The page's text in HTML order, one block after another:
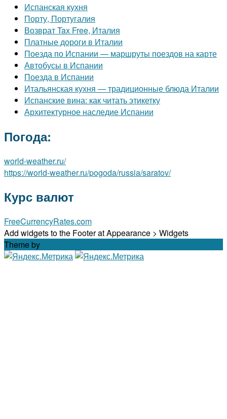
Испанская кухня
Порту, Португалия
Возврат Tax Free, Италия
Платные дороги в Италии
Поезда по Испании — маршруты поездов на карте
Автобусы в Испании
Поезда в Испании
Итальянская кухня — традиционные блюда Италии
Испанские вина: как читать этикетку
Архитектурное наследие Испании
Погода:
world-weather.ru/
https://world-weather.ru/pogoda/russia/saratov/
Курс валют
FreeCurrencyRates.com
Add widgets to the Footer at Appearance > Widgets
Theme by